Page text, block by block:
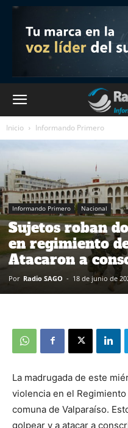
Inicio Informando Primero
Informando Primero Nacional
Sujetos roban
en regimiento
Atacaron a
Por Radio SAGO - 18 de junio de
La madrugada de este
violencia en el
comuna de Valparaíso.
golpear y a atacar a